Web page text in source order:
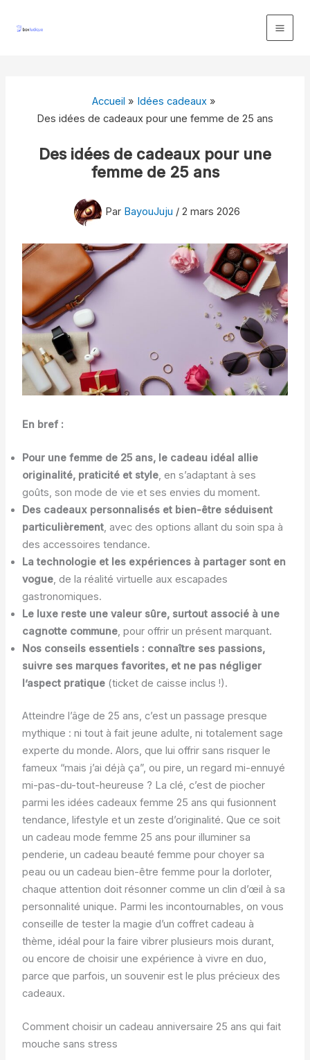
Accueil
Idées cadeaux
Des idées de cadeaux pour une femme de 25 ans
Des idées de cadeaux pour une
femme de 25 ans
Par BayouJuju / 2 mars 2026
En bref :
Pour une femme de 25 ans, le cadeau idéal allie
originalité, praticité et style, en s’adaptant à ses
goûts, son mode de vie et ses envies du moment.
Des cadeaux personnalisés et bien-être séduisent
particulièrement, avec des options allant du soin spa à
des accessoires tendance.
La technologie et les expériences à partager sont en
vogue, de la réalité virtuelle aux escapades
gastronomiques.
Le luxe reste une valeur sûre, surtout associé à une
cagnotte commune, pour offrir un présent marquant.
Nos conseils essentiels : connaître ses passions,
suivre ses marques favorites, et ne pas négliger
l’aspect pratique(ticket de caisse inclus !).
Atteindre l’âge de 25 ans, c’est un passage presque
mythique : ni tout à fait jeune adulte, ni totalement sage
experte du monde. Alors, que lui offrir sans risquer le
fameux “mais j’ai déjà ça”, ou pire, un regard mi-ennuyé
mi-pas-du-tout-heureuse ? La clé, c’est de piocher
parmi les idées cadeaux femme 25 ans qui fusionnent
tendance, lifestyle et un zeste d’originalité. Que ce soit
un cadeau mode femme 25 ans pour illuminer sa
penderie, un cadeau beauté femme pour choyer sa
peau ou un cadeau bien-être femme pour la dorloter,
chaque attention doit résonner comme un clin d’œil à sa
personnalité unique. Parmi les incontournables, on vous
conseille de tester la magie d’un coffret cadeau à
thème, idéal pour la faire vibrer plusieurs mois durant,
ou encore de choisir une expérience à vivre en duo,
parce que parfois, un souvenir est le plus précieux des
cadeaux.
Comment choisir un cadeau anniversaire 25 ans qui fait
mouche sans stress